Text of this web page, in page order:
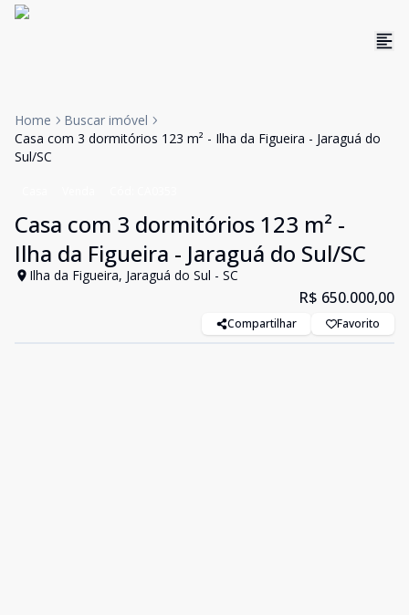
Home
Buscar imóvel
Casa com 3 dormitórios 123 m² - Ilha da Figueira - Jaraguá do
Sul/SC
Casa com 3 dormitórios 123 m² -
Ilha da Figueira - Jaraguá do Sul/SC
Ilha da Figueira, Jaraguá do Sul - SC
R$ 650.000,00
Compartilhar Favorito